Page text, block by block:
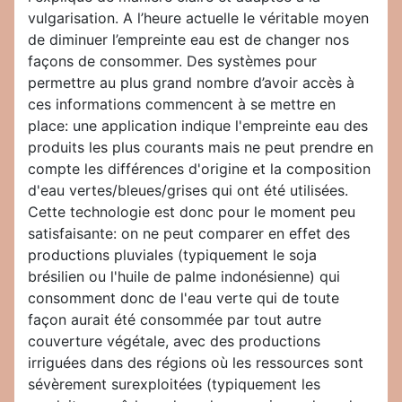
vulgarisation. A l’heure actuelle le véritable moyen
de diminuer l’empreinte eau est de changer nos
façons de consommer. Des systèmes pour
permettre au plus grand nombre d’avoir accès à
ces informations commencent à se mettre en
place: une application indique l'empreinte eau des
produits les plus courants mais ne peut prendre en
compte les différences d'origine et la composition
d'eau vertes/bleues/grises qui ont été utilisées.
Cette technologie est donc pour le moment peu
satisfaisante: on ne peut comparer en effet des
productions pluviales (typiquement le soja
brésilien ou l'huile de palme indonésienne) qui
consomment donc de l'eau verte qui de toute
façon aurait été consommée par tout autre
couverture végétale, avec des productions
irriguées dans des régions où les ressources sont
sévèrement surexploitées (typiquement les